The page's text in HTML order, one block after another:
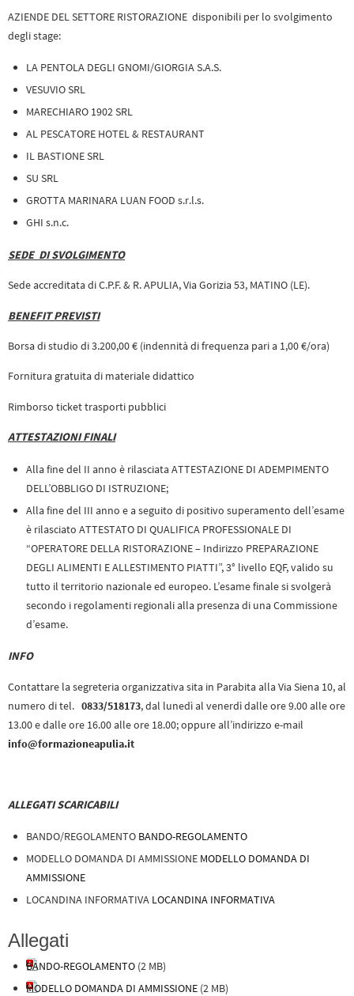
AZIENDE DEL SETTORE RISTORAZIONE disponibili per lo svolgimento
degli stage:
LA PENTOLA DEGLI GNOMI/GIORGIA S.A.S.
VESUVIO SRL
MARECHIARO 1902 SRL
AL PESCATORE HOTEL & RESTAURANT
IL BASTIONE SRL
SU SRL
GROTTA MARINARA LUAN FOOD s.r.l.s.
GHI s.n.c.
SEDE DI SVOLGIMENTO
Sede accreditata di C.P.F. & R. APULIA, Via Gorizia 53, MATINO (LE).
BENEFIT PREVISTI
Borsa di studio di 3.200,00 € (indennità di frequenza pari a 1,00 €/ora)
Fornitura gratuita di materiale didattico
Rimborso ticket trasporti pubblici
ATTESTAZIONI FINALI
Alla fine del II anno è rilasciata ATTESTAZIONE DI ADEMPIMENTO
DELL’OBBLIGO DI ISTRUZIONE;
Alla fine del III anno e a seguito di positivo superamento dell’esame
è rilasciato ATTESTATO DI QUALIFICA PROFESSIONALE DI
“OPERATORE DELLA RISTORAZIONE – Indirizzo PREPARAZIONE
DEGLI ALIMENTI E ALLESTIMENTO PIATTI”, 3° livello EQF, valido su
tutto il territorio nazionale ed europeo. L’esame finale si svolgerà
secondo i regolamenti regionali alla presenza di una Commissione
d’esame.
INFO
Contattare la segreteria organizzativa sita in Parabita alla Via Siena 10, al
numero di tel. 0833/518173, dal lunedì al venerdì dalle ore 9.00 alle ore
13.00 e dalle ore 16.00 alle ore 18.00; oppure all’indirizzo e-mail
info@formazioneapulia.it
ALLEGATI SCARICABILI
BANDO/REGOLAMENTO BANDO-REGOLAMENTO
MODELLO DOMANDA DI AMMISSIONE MODELLO DOMANDA DI
AMMISSIONE
LOCANDINA INFORMATIVA LOCANDINA INFORMATIVA
Allegati
BANDO-REGOLAMENTO (2 MB)
MODELLO DOMANDA DI AMMISSIONE (2 MB)